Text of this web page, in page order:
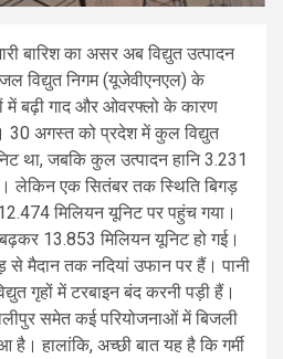
बारिश का असर अब विद्युत उत्पादन
विद्युत निगम (यूजेवीएनएल) के
में बढ़ी गाद और ओवरफ्लो के कारण
30 अगस्त को प्रदेश में कुल विद्युत
था, जबकि कुल उत्पादन हानि 3.231
लेकिन एक सितंबर तक स्थिति बिगड़
मिलियन यूनिट पर पहुंच गया।
13.853 मिलियन यूनिट हो गई।
से मैदान तक नदियां उफान पर हैं। पानी
गृहों में टरबाइन बंद करनी पड़ी हैं।
समेत कई परियोजनाओं में बिजली
है। हालांकि, अच्छी बात यह है कि गर्मी